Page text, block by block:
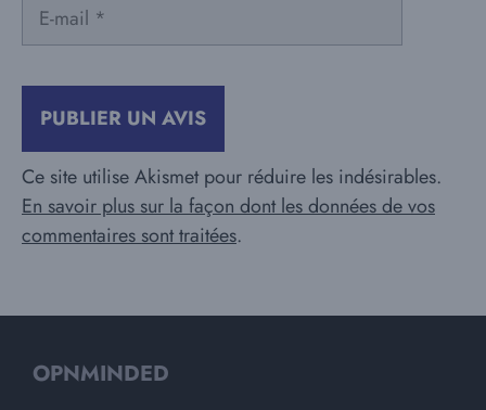
Ce site utilise Akismet pour réduire les indésirables.
En savoir plus sur la façon dont les données de vos
commentaires sont traitées.
OPNMINDED